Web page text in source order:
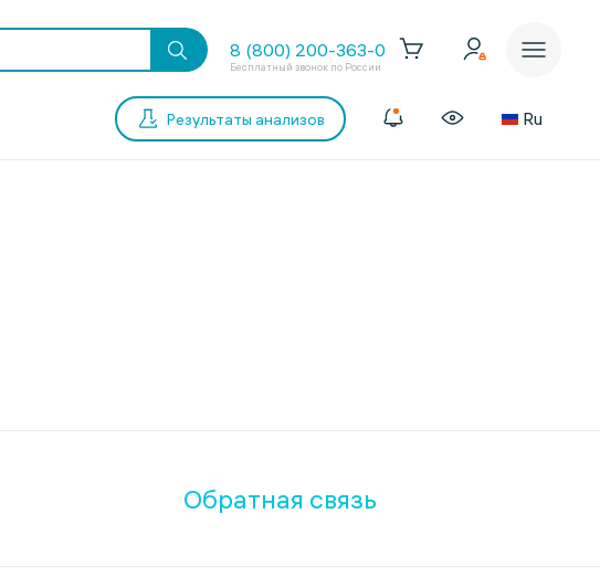
8 (800) 200-363-0
Бесплатный звонок по России
Результаты анализов Ru
Обратная связь